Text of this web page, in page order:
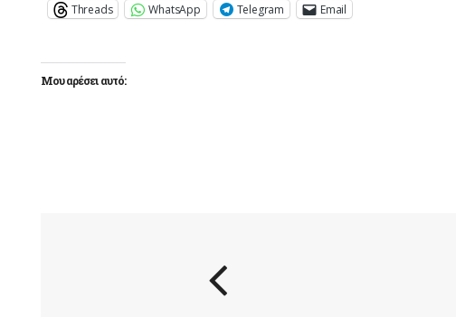
Threads WhatsApp Telegram Email
Μου αρέσει αυτό: